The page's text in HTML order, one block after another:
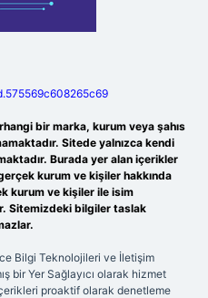
bir marka, kurum veya şahıs
Sitede yalnızca kendi
Burada yer alan içerikler
kurum ve kişiler hakkında
kurum ve kişiler ile isim
Sitemizdeki bilgiler taslak
Bilgi Teknolojileri ve İletişim
bir Yer Sağlayıcı olarak hizmet
proaktif olarak denetleme